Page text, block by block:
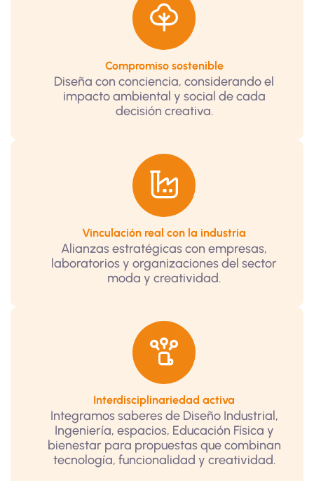
Compromiso sostenible
Diseña con conciencia, considerando el
impacto ambiental y social de cada
decisión creativa.
Vinculación real con la industria
Alianzas estratégicas con empresas,
laboratorios y organizaciones del sector
moda y creatividad.
Interdisciplinariedad activa
Integramos saberes de Diseño Industrial,
Ingeniería, espacios, Educación Física y
bienestar para propuestas que combinan
tecnología, funcionalidad y creatividad.